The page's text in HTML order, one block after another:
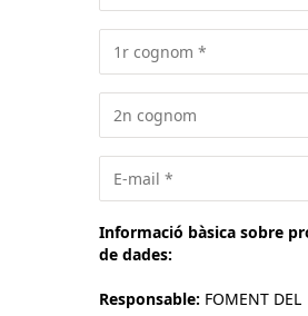
Informació bàsica sobre
de dades:
Responsable: FOMENT DEL